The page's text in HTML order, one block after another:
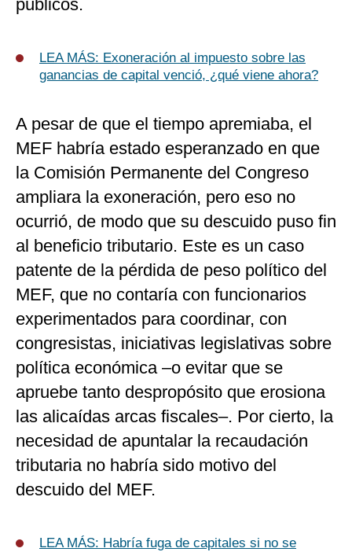
públicos.
LEA MÁS: Exoneración al impuesto sobre las
ganancias de capital venció, ¿qué viene ahora?
A pesar de que el tiempo apremiaba, el
MEF habría estado esperanzado en que
la Comisión Permanente del Congreso
ampliara la exoneración, pero eso no
ocurrió, de modo que su descuido puso fin
al beneficio tributario. Este es un caso
patente de la pérdida de peso político del
MEF, que no contaría con funcionarios
experimentados para coordinar, con
congresistas, iniciativas legislativas sobre
política económica –o evitar que se
apruebe tanto despropósito que erosiona
las alicaídas arcas fiscales–. Por cierto, la
necesidad de apuntalar la recaudación
tributaria no habría sido motivo del
descuido del MEF.
LEA MÁS: Habría fuga de capitales si no se